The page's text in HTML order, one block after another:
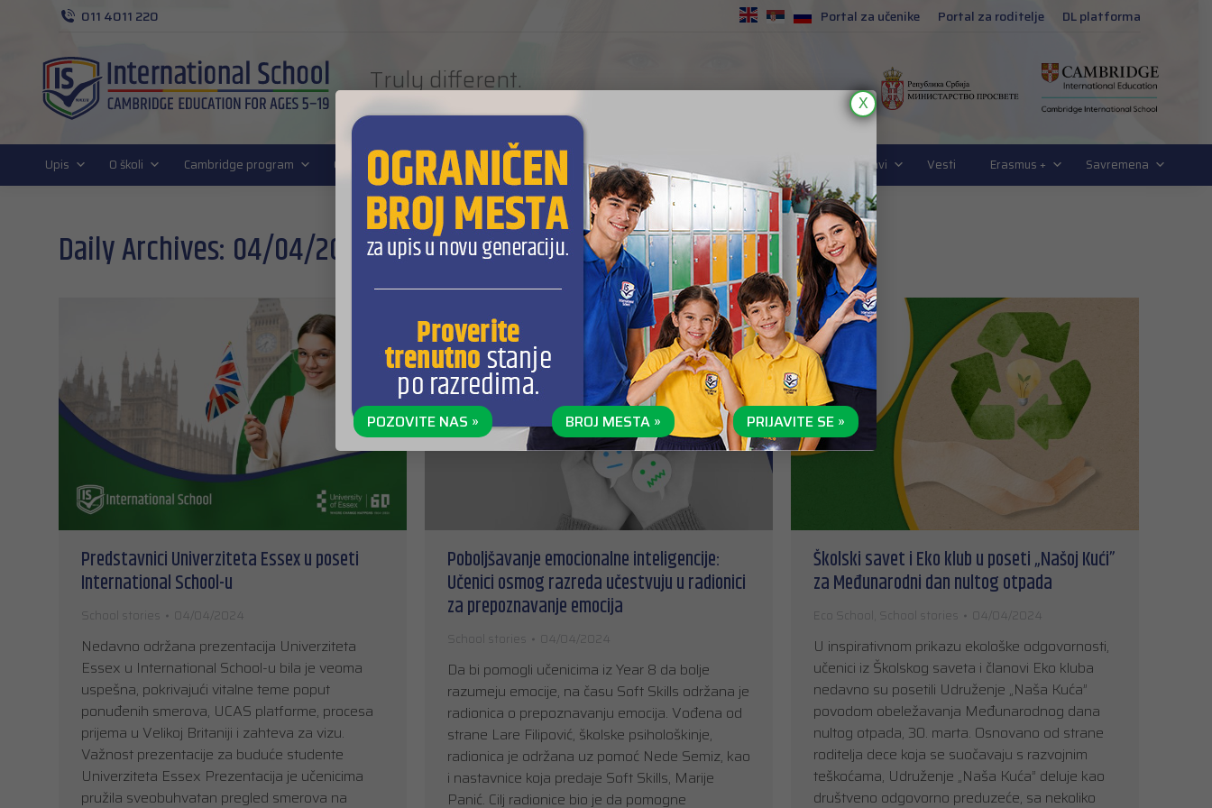
011 4011 220 EN Portal za učenike Portal za roditelje DL platforma
Truly different.
Upis O školi Cambridge program Cambridge DL program Za roditelje Obrazovanje za 21. vek Tehnologija u nastavi Vesti Erasmus + Savremena
Daily Archives: 04/04/2024
Predstavnici Univerziteta Essex u poseti
International School-u
School stories 04/04/2024
Nedavno održana prezentacija Univerziteta
Essex u International School-u bila je veoma
uspešna, pokrivajući vitalne teme poput
ponuđenih smerova, UCAS platforme, procesa
prijema u Velikoj Britaniji i zahteva za vizu.
Važnost prezentacije za buduće studente
Univerziteta Essex Prezentacija je učenicima
pružila sveobuhvatan pregled smerova na
Poboljšavanje emocionalne inteligencije:
Učenici osmog razreda učestvuju u radionici
za prepoznavanje emocija
School stories 04/04/2024
Da bi pomogli učenicima iz Year 8 da bolje
razumeju emocije, na času Soft Skills održana je
radionica o prepoznavanju emocija. Vođena od
strane Lare Filipović, školske psihološkinje,
radionica je održana uz pomoć Nede Semiz, kao
i nastavnice koja predaje Soft Skills, Marije
Panić. Cilj radionice bio je da pomogne
Školski savet i Eko klub u poseti „Našoj Kući”
za Međunarodni dan nultog otpada
Eco School School stories 04/04/2024
U inspirativnom prikazu ekološke odgovornosti,
učenici iz Školskog saveta i članovi Eko kluba
nedavno su posetili Udruženje „Naša Kuća”
povodom obeležavanja Međunarodnog dana
nultog otpada, 30. marta. Osnovano od strane
roditelja dece koja se suočavaju s razvojnim
teškoćama, Udruženje „Naša Kuća” deluje kao
društveno odgovorno preduzeće, sa nekoliko
POZOVITE NAS » BROJ MESTA » PRIJAVITE SE »
X